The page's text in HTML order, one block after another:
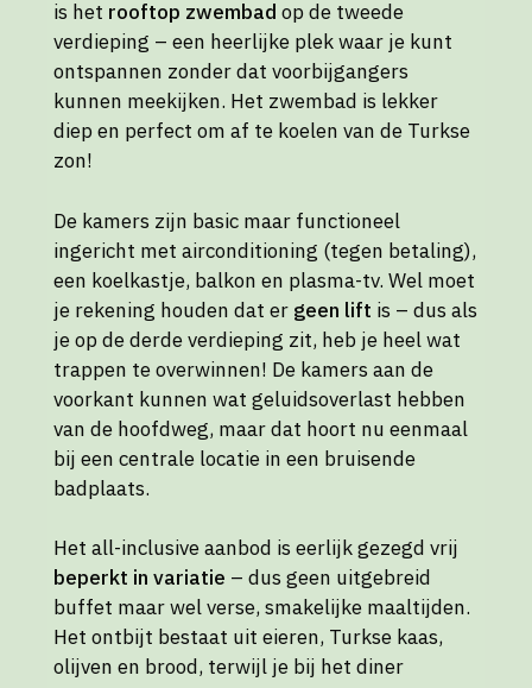
is het rooftop zwembad op de tweede
verdieping – een heerlijke plek waar je kunt
ontspannen zonder dat voorbijgangers
kunnen meekijken. Het zwembad is lekker
diep en perfect om af te koelen van de Turkse
zon!
De kamers zijn basic maar functioneel
ingericht met airconditioning (tegen betaling),
een koelkastje, balkon en plasma-tv. Wel moet
je rekening houden dat er geen lift is – dus als
je op de derde verdieping zit, heb je heel wat
trappen te overwinnen! De kamers aan de
voorkant kunnen wat geluidsoverlast hebben
van de hoofdweg, maar dat hoort nu eenmaal
bij een centrale locatie in een bruisende
badplaats.
Het all-inclusive aanbod is eerlijk gezegd vrij
beperkt in variatie – dus geen uitgebreid
buffet maar wel verse, smakelijke maaltijden.
Het ontbijt bestaat uit eieren, Turkse kaas,
olijven en brood, terwijl je bij het diner